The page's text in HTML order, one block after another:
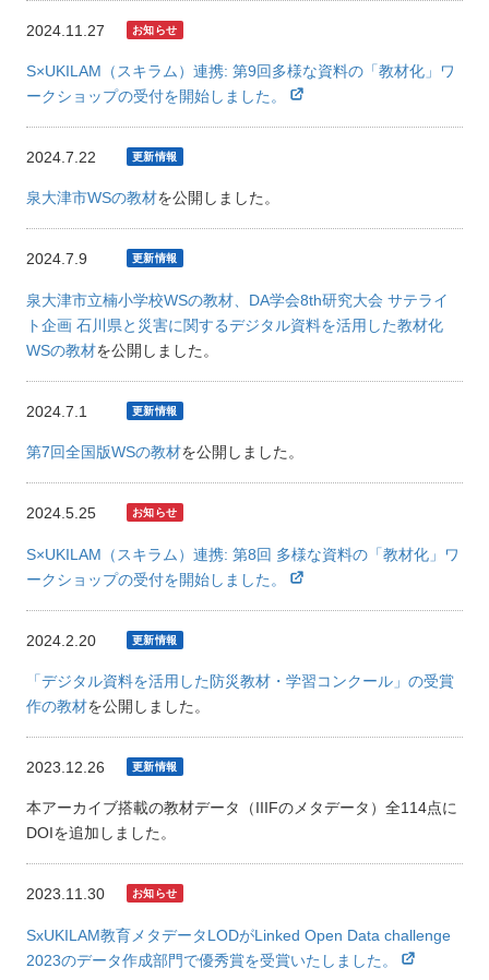
2024.11.27
S×UKILAM（スキラム）連携: 第9回多様な資料の「教材化」ワ
ークショップの受付を開始しました。
2024.7.22
泉大津市WSの教材を公開しました。
2024.7.9
泉大津市立楠小学校WSの教材、DA学会8th研究大会 サテライ
ト企画 石川県と災害に関するデジタル資料を活用した教材化
WSの教材を公開しました。
2024.7.1
第7回全国版WSの教材を公開しました。
2024.5.25
S×UKILAM（スキラム）連携: 第8回 多様な資料の「教材化」ワ
ークショップの受付を開始しました。
2024.2.20
「デジタル資料を活用した防災教材・学習コンクール」の受賞
作の教材を公開しました。
2023.12.26
本アーカイブ搭載の教材データ（IIIFのメタデータ）全114点に
DOIを追加しました。
2023.11.30
SxUKILAM教育メタデータLODがLinked Open Data challenge
2023のデータ作成部門で優秀賞を受賞いたしました。